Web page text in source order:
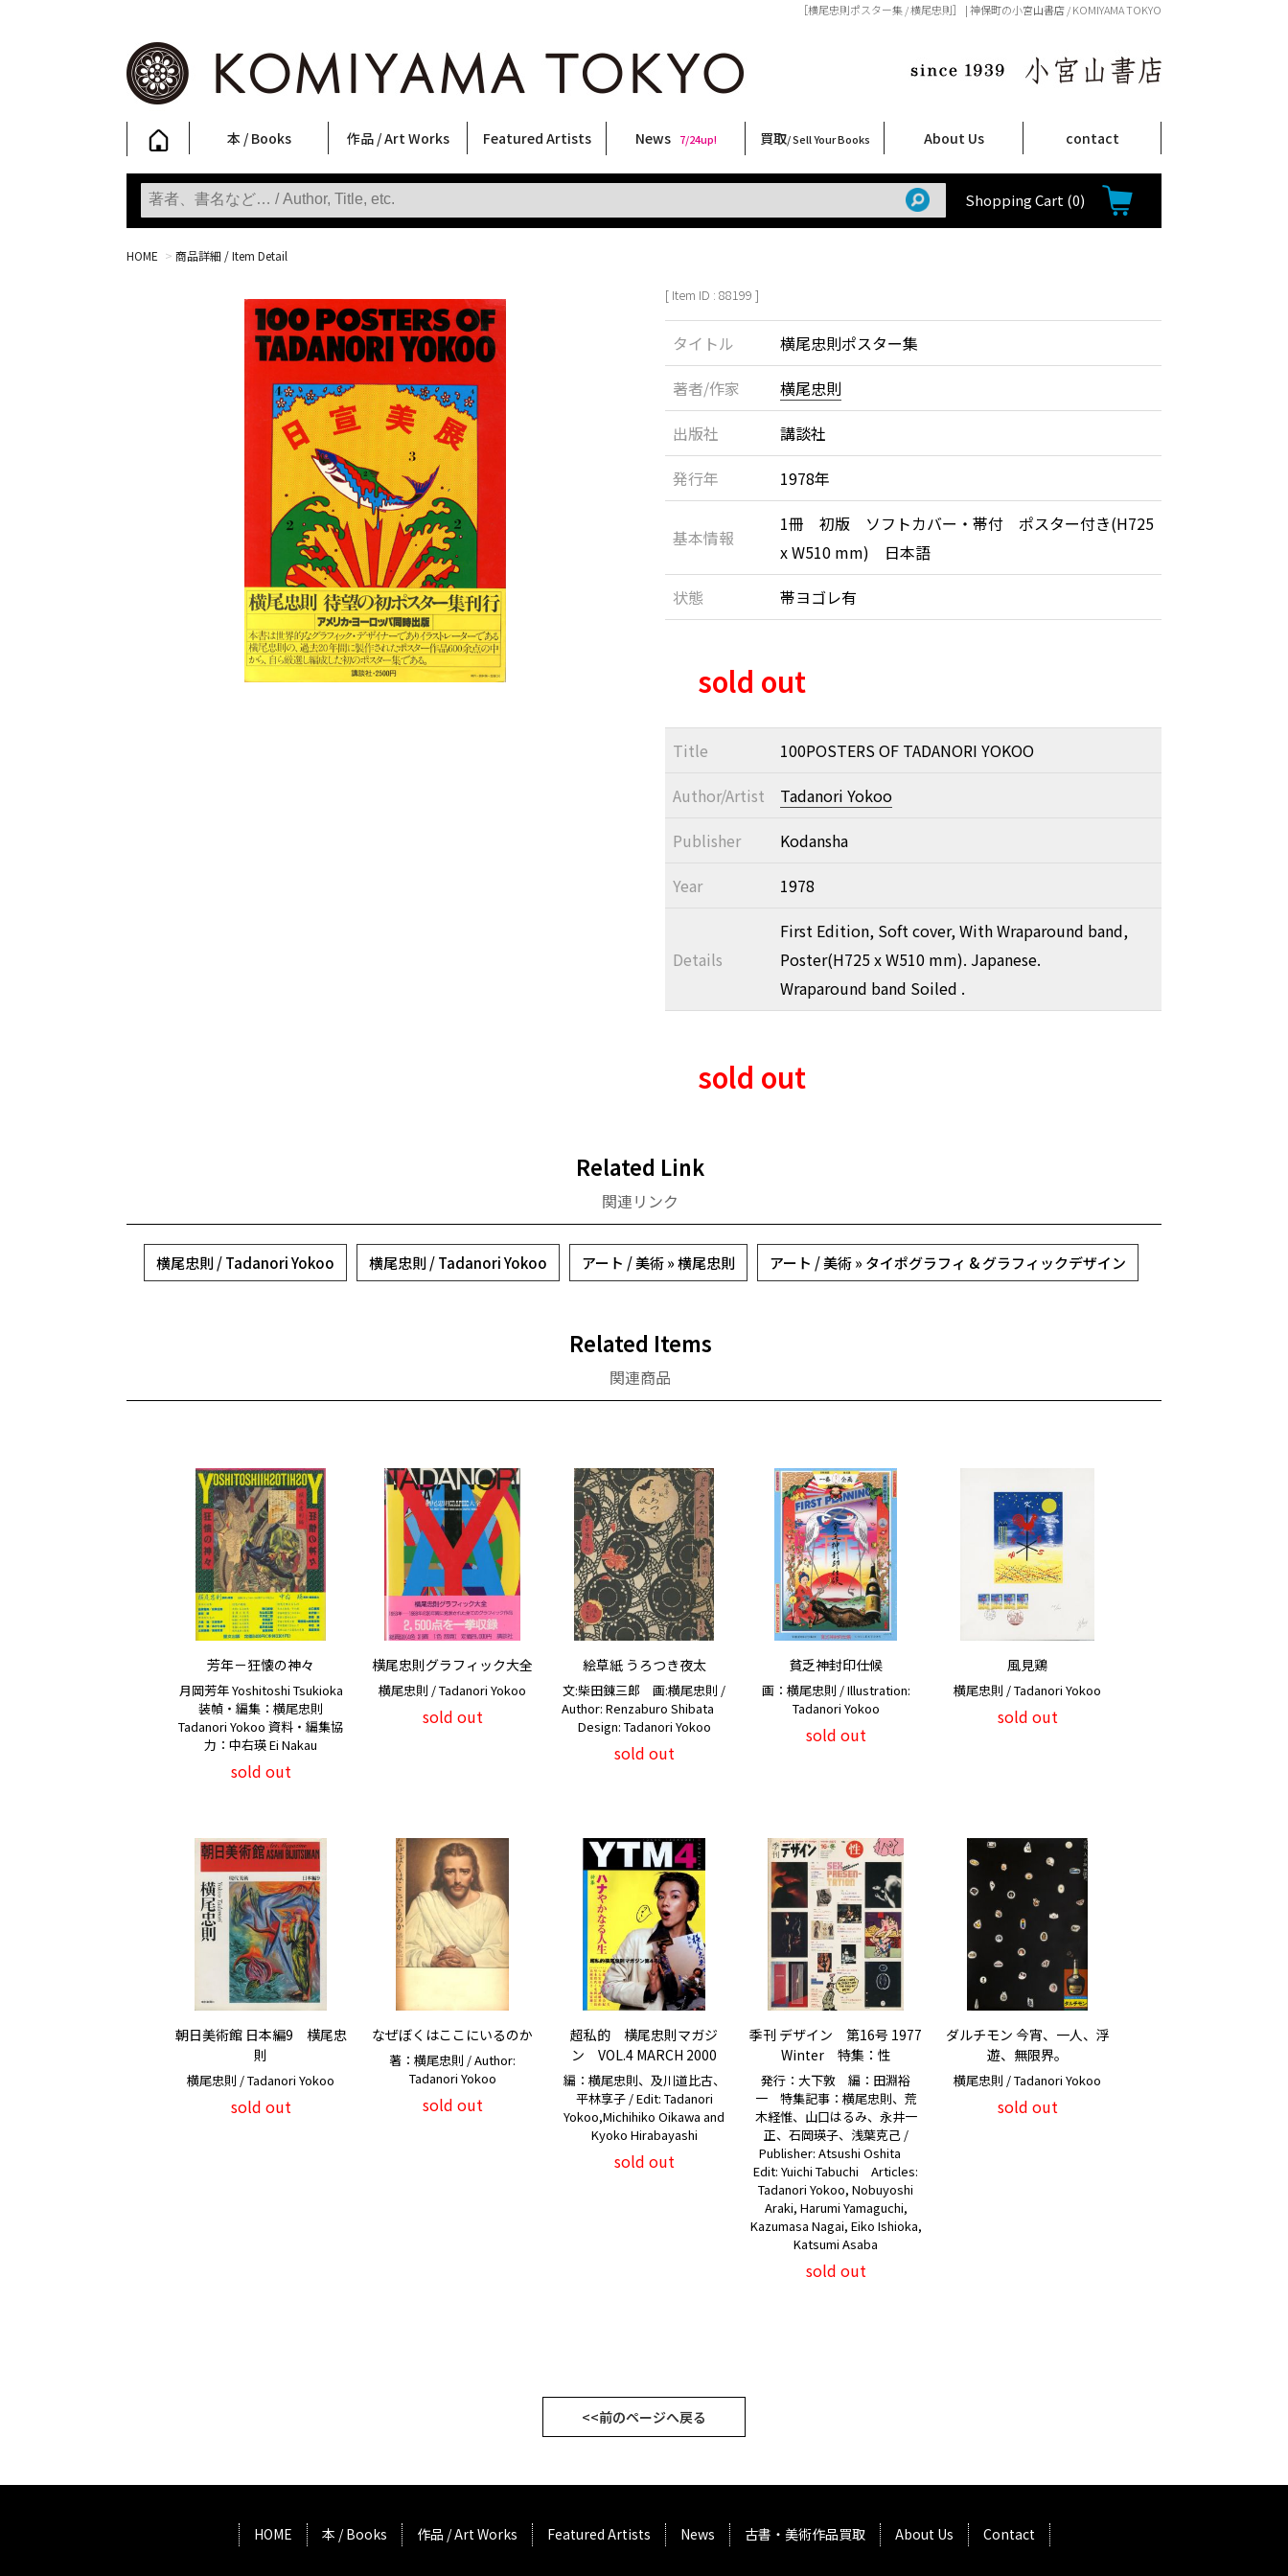
［横尾忠則ポスター集 / 横尾忠則］ | 神保町の小宮山書店 / KOMIYAMA TOKYO
本 / Books
写真集
Photobooks
ファッション
Fashion
アート / 美術
Art
文学・人文
Literature & Humanities
日本文化
Japanese Culture
新刊
New Books
SALE
SALE
作品 / Art Works
フォトグラフィー
Photography
ポスター
Posters
ストリートアート
Street Art
立体・その他
Sculptures / etc
アートワークス
Art Works
Primary Artworks
KOMIYAMA TOKYO ART LABEL
版画
Prints
Featured Artists
稲嶺啓一(東風終)
村田言恵
丸岡和吾
Rico Casella
キム・ロートン
菅谷晋一
柴田亜美
内藤啓介
CHRIS
森山大道
二本木里美
横尾忠則
大西洋介
内藤ルネ
三島剛
大類信
COOKIE
三島由紀夫
秋赤音
春川ナミオ
須藤昌人
北島敬三
林月光
佐伯俊男
天野タケル
News 7/24up!
新着・おすすめ商品 9/7up!
フェア・イベント情報 7/24up!
お店からのお知らせ 6/1up!
買取/ Sell Your Books
買取ブログ
買取専用フォーム
古書 / 古本の買取
美術品の買取
出張買取について
宅配買取について
店頭買取について
よくある質問
About Us
店舗案内
Shop Infomation
ご注文について
How to Order
特定商取引法に関する表示
プライバシーポリシー
contact
Shopping Cart (0)
HOME > 商品詳細 / Item Detail
[ Item ID : 88199 ]
タイトル
横尾忠則ポスター集
著者/作家
横尾忠則
出版社
講談社
発行年
1978年
基本情報
1冊 初版 ソフトカバー・帯付 ポスター付き(H725
x W510 mm) 日本語
状態
帯ヨゴレ有
sold out
Title
100POSTERS OF TADANORI YOKOO
Author/Artist
Tadanori Yokoo
Publisher
Kodansha
Year
1978
Details
First Edition, Soft cover, With Wraparound band,
Poster(H725 x W510 mm). Japanese.
Wraparound band Soiled .
sold out
Related Link
関連リンク
横尾忠則 / Tadanori Yokoo 横尾忠則 / Tadanori Yokoo アート / 美術 » 横尾忠則 アート / 美術 » タイポグラフィ & グラフィックデザイン
Related Items
関連商品
芳年－狂懐の神々
月岡芳年 Yoshitoshi Tsukioka
装幀・編集：横尾忠則
Tadanori Yokoo 資料・編集協
力：中右瑛 Ei Nakau
sold out
横尾忠則グラフィック大全
横尾忠則 / Tadanori Yokoo
sold out
絵草紙 うろつき夜太
文:柴田錬三郎 画:横尾忠則 /
Author: Renzaburo Shibata
Design: Tadanori Yokoo
sold out
貧乏神封印仕候
画：横尾忠則 / Illustration:
Tadanori Yokoo
sold out
風見鶏
横尾忠則 / Tadanori Yokoo
sold out
朝日美術館 日本編9 横尾忠
則
横尾忠則 / Tadanori Yokoo
sold out
なぜぼくはここにいるのか
著：横尾忠則 / Author:
Tadanori Yokoo
sold out
超私的 横尾忠則マガジ
ン VOL.4 MARCH 2000
編：横尾忠則、及川道比古、
平林享子 / Edit: Tadanori
Yokoo,Michihiko Oikawa and
Kyoko Hirabayashi
sold out
季刊 デザイン 第16号 1977
Winter 特集：性
発行：大下敦 編：田淵裕
一 特集記事：横尾忠則、荒
木経惟、山口はるみ、永井一
正、石岡瑛子、浅葉克己 /
Publisher: Atsushi Oshita
Edit: Yuichi Tabuchi Articles:
Tadanori Yokoo, Nobuyoshi
Araki, Harumi Yamaguchi,
Kazumasa Nagai, Eiko Ishioka,
Katsumi Asaba
sold out
ダルチモン 今宵、一人、浮
遊、無限界。
横尾忠則 / Tadanori Yokoo
sold out
<<前のページへ戻る
HOME 本 / Books 作品 / Art Works Featured Artists News 古書・美術作品買取 About Us Contact